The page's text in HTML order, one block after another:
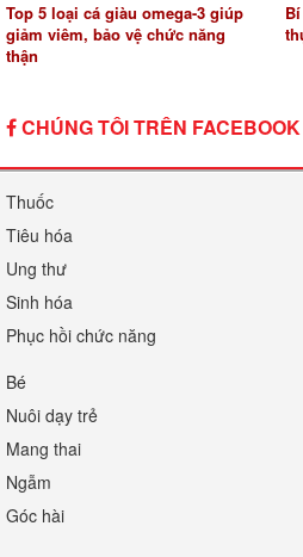
Top 5 loại cá giàu omega-3 giúp
giảm viêm, bảo vệ chức năng
thận
CHÚNG TÔI TRÊN FACEBOOK
Thuốc
Tiêu hóa
Ung thư
Sinh hóa
Phục hồi chức năng
Bé
Nuôi dạy trẻ
Mang thai
Ngẫm
Góc hài